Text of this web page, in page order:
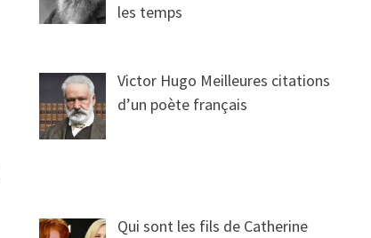
les temps
Victor Hugo Meilleures citations
d’un poète français
Qui sont les fils de Catherine